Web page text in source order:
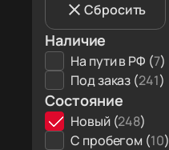
Сбросить
Наличие
На пути в РФ (7)
Под заказ (241)
Состояние
Новый (248)
С пробегом (10)